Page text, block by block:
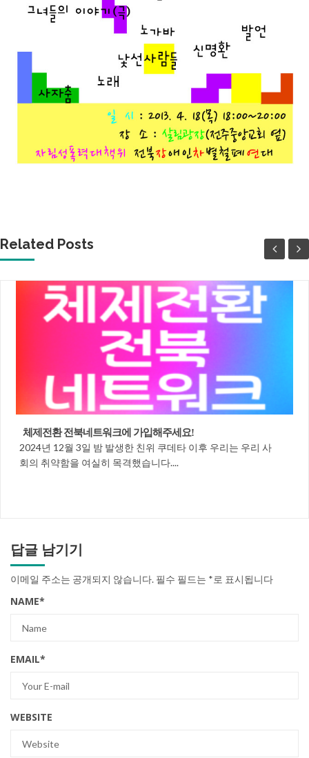
Related Posts
체제전환 전북네트워크에 가입해주세요!
2024년 12월 3일 밤 발생한 친위 쿠데타 이후 우리는 우리 사
회의 취약함을 여실히 목격했습니다....
답글 남기기
이메일 주소는 공개되지 않습니다. 필수 필드는 *로 표시됩니다
NAME*
EMAIL*
WEBSITE